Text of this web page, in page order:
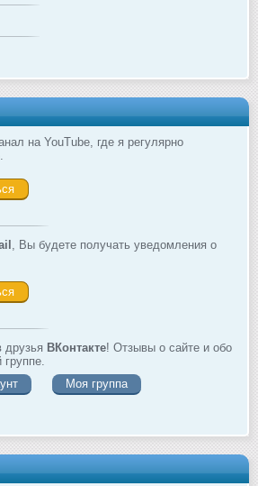
на YouTube, где я регулярно
, Вы будете получать уведомления о
друзья ВКонтакте! Отзывы о сайте и обо
Моя группа